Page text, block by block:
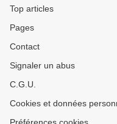
Top articles
Pages
Contact
Signaler un abus
C.G.U.
Cookies et données